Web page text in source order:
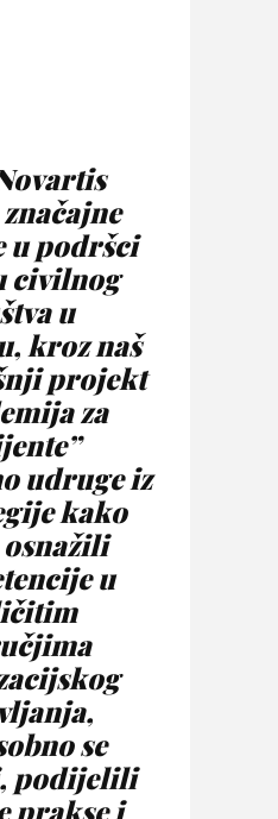
u podršci
civilnog
u
kroz naš
projekt
za
udruge iz
kako
u
se
podijelili
prakse i